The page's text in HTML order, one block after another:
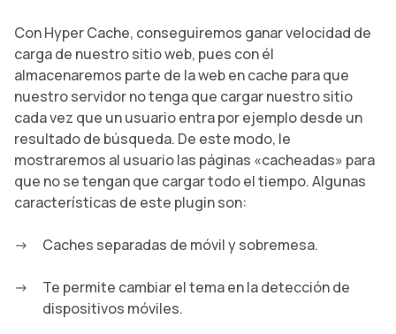
Con Hyper Cache, conseguiremos ganar velocidad de
carga de nuestro sitio web, pues con él
almacenaremos parte de la web en cache para que
nuestro servidor no tenga que cargar nuestro sitio
cada vez que un usuario entra por ejemplo desde un
resultado de búsqueda. De este modo, le
mostraremos al usuario las páginas «cacheadas» para
que no se tengan que cargar todo el tiempo. Algunas
características de este plugin son:
Caches separadas de móvil y sobremesa.
Te permite cambiar el tema en la detección de
dispositivos móviles.